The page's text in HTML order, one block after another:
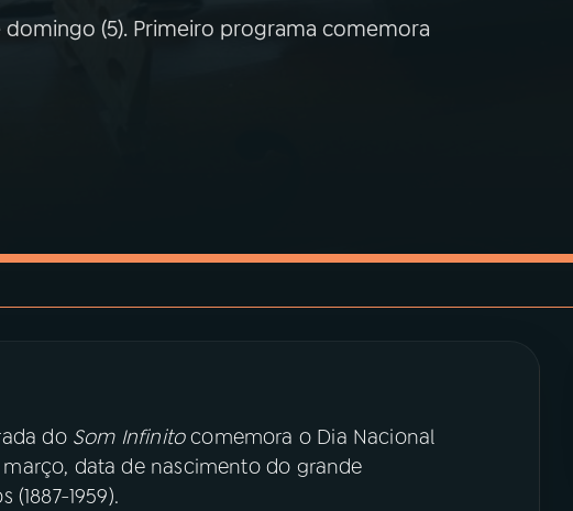
(5). Primeiro programa comemora
doSom Infinitocomemora o Dia Nacional
data de nascimento do grande
1959).